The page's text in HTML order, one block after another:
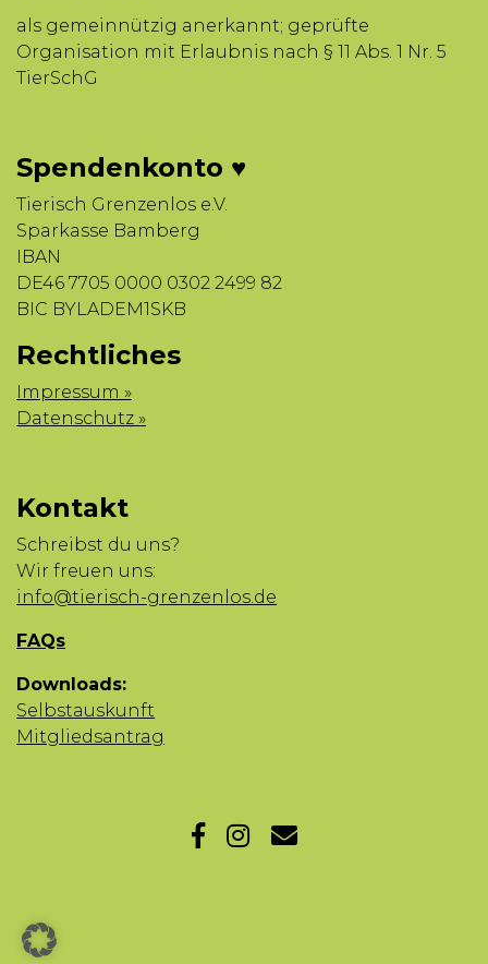
als gemeinnützig anerkannt; geprüfte
Organisation mit Erlaubnis nach § 11 Abs. 1 Nr. 5
TierSchG
Spendenkonto ♥
Tierisch Grenzenlos e.V.
Sparkasse Bamberg
IBAN
DE46 7705 0000 0302 2499 82
BIC BYLADEM1SKB
Rechtliches
Impressum »
Datenschutz »
Kontakt
Schreibst du uns?
Wir freuen uns:
info@tierisch-grenzenlos.de
FAQs
Downloads:
Selbstauskunft
Mitgliedsantrag